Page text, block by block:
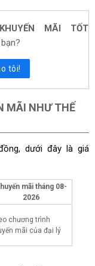
MÃI TỐT
tôi!
MÃI NHƯ THẾ
dưới đây là giá
mãi tháng 08-
2026
chương trình
mãi của đại lý